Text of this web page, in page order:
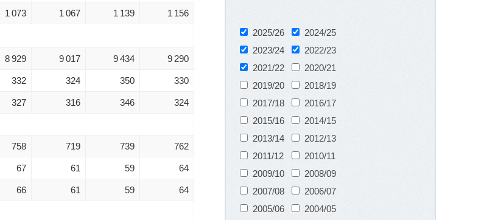
1 073 1 067 1 139 1 156
8 929 9 017 9 434 9 290
332 324 350 330
327 316 346 324
758 719 739 762
67 61 59 64
66 61 59 64
2025/26
2024/25
2023/24
2022/23
2021/22
2020/21
2019/20
2018/19
2017/18
2016/17
2015/16
2014/15
2013/14
2012/13
2011/12
2010/11
2009/10
2008/09
2007/08
2006/07
2005/06
2004/05